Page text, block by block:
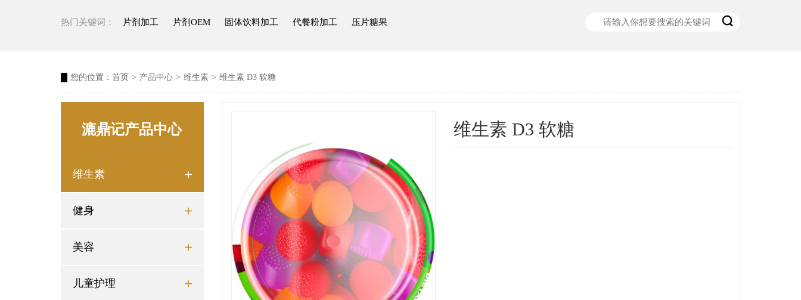
热门关键词： 片剂加工 片剂OEM 固体饮料加工 代餐粉加工 压片糖果 
您的位置： 首页 > 产品中心 > 维生素 > 维生素 D3 软糖
漉鼎记产品中心
维生素 
健身 
美容 
儿童护理 
维生素 D3 软糖